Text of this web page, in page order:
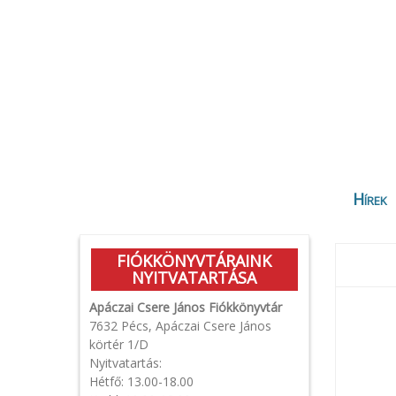
Hírek
FIÓKKÖNYVTÁRAINK
NYITVATARTÁSA
Apáczai Csere János Fiókkönyvtár
7632 Pécs, Apáczai Csere János
körtér 1/D
Nyitvatartás:
Hétfő: 13.00-18.00